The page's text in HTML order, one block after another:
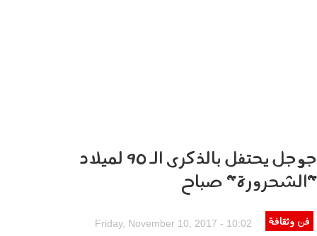
جوجل يحتفل بالذكرى الـ 90 لميلاد
"الشحرورة" صباح
lshhrwr.jpg
فن وثقافة Friday, November 10, 2017 - 10:02